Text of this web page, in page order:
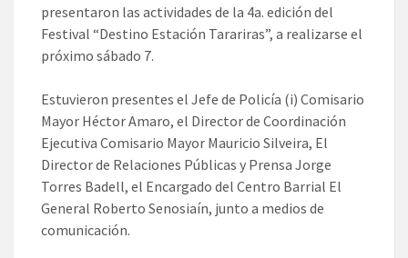
presentaron las actividades de la 4a. edición del
Festival “Destino Estación Tarariras”, a realizarse el
próximo sábado 7.
Estuvieron presentes el Jefe de Policía (i) Comisario
Mayor Héctor Amaro, el Director de Coordinación
Ejecutiva Comisario Mayor Mauricio Silveira, El
Director de Relaciones Públicas y Prensa Jorge
Torres Badell, el Encargado del Centro Barrial El
General Roberto Senosiaín, junto a medios de
comunicación.